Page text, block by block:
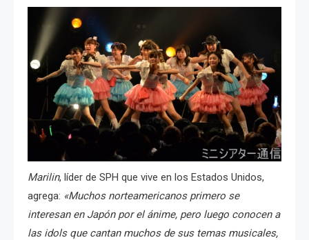
Marilin, líder de SPH que vive en los Estados Unidos,
agrega: «Muchos norteamericanos primero se
interesan en Japón por el ánime, pero luego conocen a
las idols que cantan muchos de sus temas musicales,